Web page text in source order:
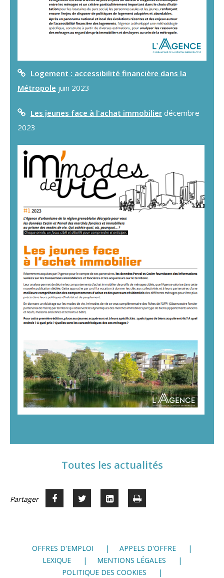
Logement : accessibilité financière dans la
Métropole juin 2023
Les jeunes face à l'achat immobilier décembre
2023
Toutes les actualités
Partager Partager
Partager
Voir
Imprimer
OFFRES D'EMPLOI
APPELS D'OFFRE
LEXIQUE
MENTIONS LÉGALES
POLITIQUE DES COOKIES